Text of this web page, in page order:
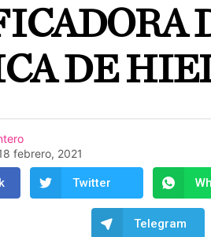
DE
febrero, 2021
Twitter
Telegram